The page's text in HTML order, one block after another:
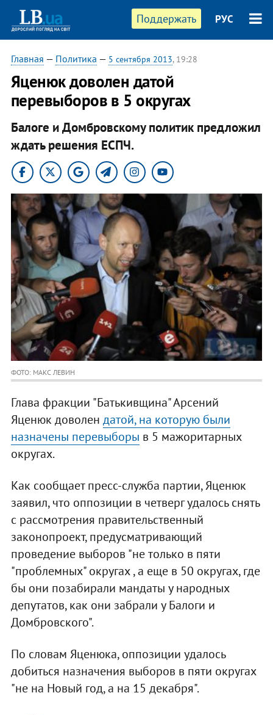
Поддержать РУС
Главная — Политика — 5 сентября 2013, 19:28
Яценюк доволен датой
перевыборов в 5 округах
Балоге и Домбровскому политик предложил
ждать решения ЕСПЧ.
ФОТО: МАКС ЛЕВИН
Глава фракции "Батькивщина" Арсений
Яценюк доволен датой, на которую были
назначены перевыборы в 5 мажоритарных
округах.
Как сообщает пресс-служба партии, Яценюк
заявил, что оппозиции в четверг удалось снять
с рассмотрения правительственный
законопроект, предусматривающий
проведение выборов "не только в пяти
"проблемных" округах , а еще в 50 округах, где
бы они позабирали мандаты у народных
депутатов, как они забрали у Балоги и
Домбровского".
По словам Яценюка, оппозиции удалось
добиться назначения выборов в пяти округах
"не на Новый год, а на 15 декабря".